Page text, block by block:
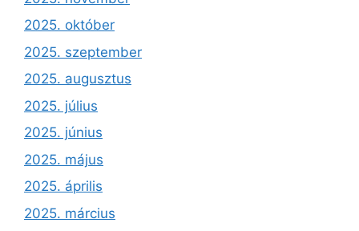
2025. október
2025. szeptember
2025. augusztus
2025. július
2025. június
2025. május
2025. április
2025. március